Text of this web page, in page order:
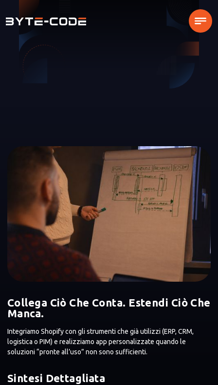
Collega Ciò Che Conta. Estendi Ciò Che
Manca.
Integriamo Shopify con gli strumenti che già utilizzi (ERP, CRM,
logistica o PIM) e realizziamo app personalizzate quando le
soluzioni “pronte all’uso” non sono sufficienti.
Sintesi Dettagliata